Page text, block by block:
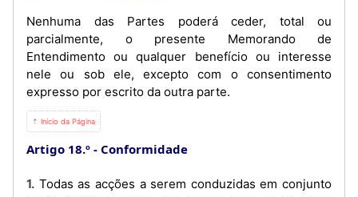
Nenhuma das Partes poderá ceder, total ou
parcialmente, o presente Memorando de
Entendimento ou qualquer benefício ou interesse
nele ou sob ele, excepto com o consentimento
expresso por escrito da outra parte.
⇡ Início da Página
Artigo 18.º Conformidade
1. Todas as acções a serem conduzidas em conjunto